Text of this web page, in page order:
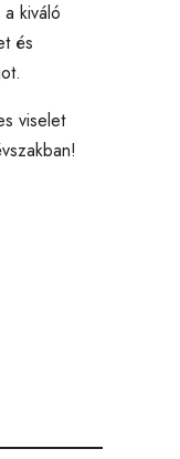
kiváló
és
viselet